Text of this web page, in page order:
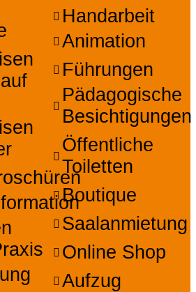
Handarbeit
Animation
Führungen
Pädagogische
Besichtigungen
Öffentliche
Toiletten
Boutique
Saalanmietung
Online Shop
Aufzug